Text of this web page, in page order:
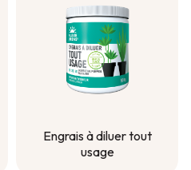
Engrais à diluer tout
usage